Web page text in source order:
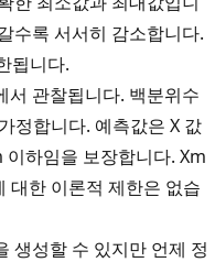
수록 서서히 감소합니다.
됩니다.
서 관찰됩니다. 백분위수
정합니다. 예측값은 X 값
이하임을 보장합니다. Xm
대한 이론적 제한은 없습
생성할 수 있지만 언제 정